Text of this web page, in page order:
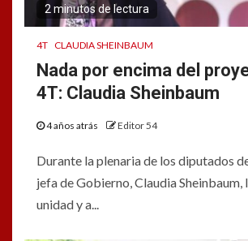
2 minutos de lectura
4T CLAUDIA SHEINBAUM
Nada por encima del
4T: Claudia Sheinbaum
4 años atrás Editor 54
Durante la plenaria de los diputados
jefa de Gobierno, Claudia Sheinbaum,
unidad y a...